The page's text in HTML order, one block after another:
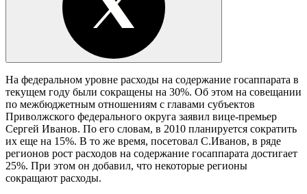
На федеральном уровне расходы на содержание госаппарата в
текущем году были сокращены на 30%. Об этом на совещании
по межбюджетным отношениям с главами субъектов
Приволжского федерального округа заявил вице-премьер
Сергей Иванов. По его словам, в 2010 планируется сократить
их еще на 15%. В то же время, посетовал С.Иванов, в ряде
регионов рост расходов на содержание госаппарата достигает
25%. При этом он добавил, что некоторые регионы
сокращают расходы.